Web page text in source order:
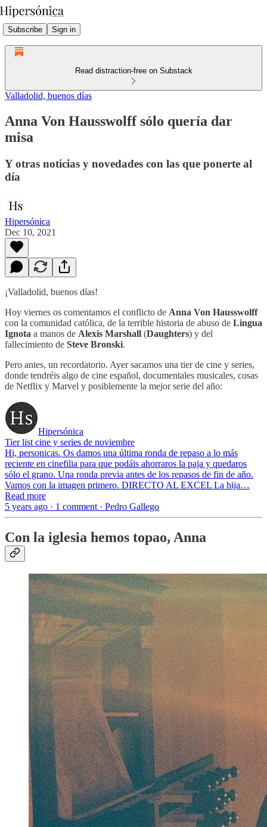
Subscribe Sign in
Read distraction-free on Substack
Valladolid, buenos días
Anna Von Hausswolff sólo quería dar
misa
Y otras noticias y novedades con las que ponerte al
día
Hipersónica
Dec 10, 2021
¡Valladolid, buenos días!
Hoy viernes os comentamos el conflicto de Anna Von Hausswolff
con la comunidad católica, de la terrible historia de abuso de Lingua
Ignota a manos de Alexis Marshall (Daughters) y del
fallecimiento de Steve Bronski.
Pero antes, un recordatorio. Ayer sacamos una tier de cine y series,
donde tendréis algo de cine español, documentales musicales, cosas
de Netflix y Marvel y posiblemente la mejor serie del año:
Hipersónica
Tier list cine y series de noviembre
Hi, personicas. Os damos una última ronda de repaso a lo más
reciente en cinefilia para que podáis ahorraros la paja y quedaros
sólo el grano. Una ronda previa antes de los repasos de fin de año.
Vamos con la imagen primero. DIRECTO AL EXCEL La hija…
Read more
5 years ago · 1 comment · Pedro Gallego
Con la iglesia hemos topao, Anna